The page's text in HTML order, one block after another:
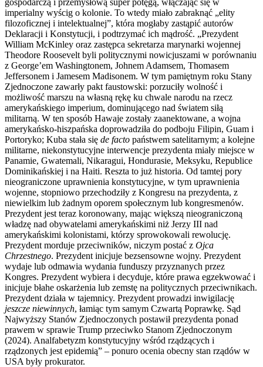
imperialny wyścig o kolonie. To wtedy miało zabraknąć „elity
filozoficznej i intelektualnej”, która mogłaby zastąpić autorów
Deklaracji i Konstytucji, i podtrzymać ich mądrość. „Prezydent
William McKinley oraz zastępca sekretarza marynarki wojennej
Theodore Roosevelt byli politycznymi nowicjuszami w porównaniu
z George’em Washingtonem, Johnem Adamsem, Thomasem
Jeffersonem i Jamesem Madisonem. W tym pamiętnym roku Stany
Zjednoczone zawarły pakt faustowski: porzuciły wolność i
możliwość marszu na własną rękę ku chwale narodu na rzecz
amerykańskiego imperium, dominującego nad światem siłą
militarną. W ten sposób Hawaje zostały zaanektowane, a wojna
amerykańsko-hiszpańska doprowadziła do podboju Filipin, Guam i
Portoryko; Kuba stała się de facto państwem satelitarnym; a kolejne
militarne, niekonstytucyjne interwencje prezydenta miały miejsce w
Panamie, Gwatemali, Nikaragui, Hondurasie, Meksyku, Republice
Dominikańskiej i na Haiti. Reszta to już historia. Od tamtej pory
nieograniczone uprawnienia konstytucyjne, w tym uprawnienia
wojenne, stopniowo przechodziły z Kongresu na prezydenta, z
niewielkim lub żadnym oporem społecznym lub kongresmenów.
Prezydent jest teraz koronowany, mając większą nieograniczoną
władzę nad obywatelami amerykańskimi niż Jerzy III nad
amerykańskimi kolonistami, którzy sprowokowali rewolucję.
Prezydent morduje przeciwników, niczym postać z Ojca
Chrzestnego. Prezydent inicjuje bezsensowne wojny. Prezydent
wydaje lub odmawia wydania funduszy przyznanych przez
Kongres. Prezydent wybiera i decyduje, które prawa egzekwować i
inicjuje błahe oskarżenia lub zemstę na politycznych przeciwnikach.
Prezydent działa w tajemnicy. Prezydent prowadzi inwigilację
jeszcze niewinnych, łamiąc tym samym Czwartą Poprawkę. Sąd
Najwyższy Stanów Zjednoczonych postawił prezydenta ponad
prawem w sprawie Trump przeciwko Stanom Zjednoczonym
(2024). Analfabetyzm konstytucyjny wśród rządzących i
rządzonych jest epidemią” – ponuro ocenia obecny stan rządów w
USA były prokurator.